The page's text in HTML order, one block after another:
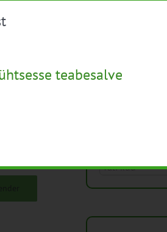
Mida
Arhiiv
teabesalve